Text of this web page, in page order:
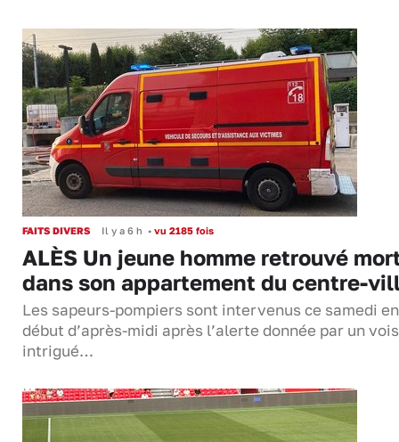
FAITS DIVERS Il y a 6 h • vu 2185 fois
ALÈS Un jeune homme retrouvé
dans son appartement du centre-
Les sapeurs-pompiers sont intervenus ce samedi en
début d’après-midi après l’alerte donnée par un
intrigué…